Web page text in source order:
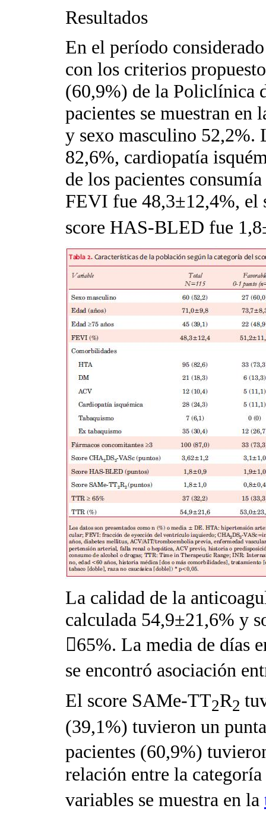
Resultados
En el período
con los criterios
(60,9%) de la Policlínica
pacientes se muestran en
y sexo masculino 52,2%.
82,6%, cardiopatía
de los pacientes
FEVI fue 48,3±12,4%, el
score HAS-BLED fue
La calidad de la
calculada 54,9±21,6% y
65%. La media de días
se encontró asociación
El score SAMe-TT2R2
(39,1%) tuvieron un
pacientes (60,9%)
relación entre la
variables se muestra en la